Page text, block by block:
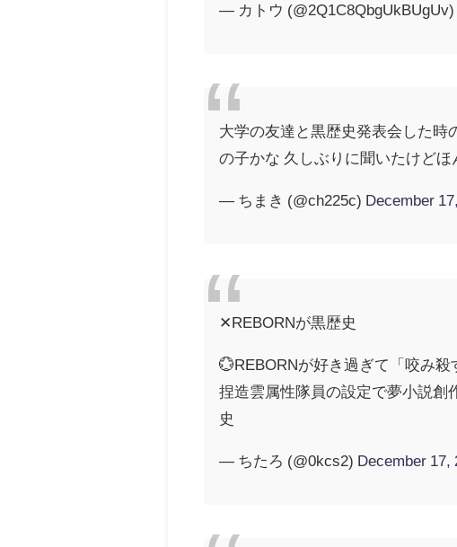
— カトウ (@2Q1C8QbgUkBUgUv)
大学の友達と黒歴史発表会した時
の子かな 久しぶりに聞いたけど
— ちまき (@ch225c) December
✕REBORNが黒歴史
💮REBORNが好き過ぎて「咬み
捏造雲属性隊員の設定で夢小説創
史
— ちたろ (@0kcs2) December 17,